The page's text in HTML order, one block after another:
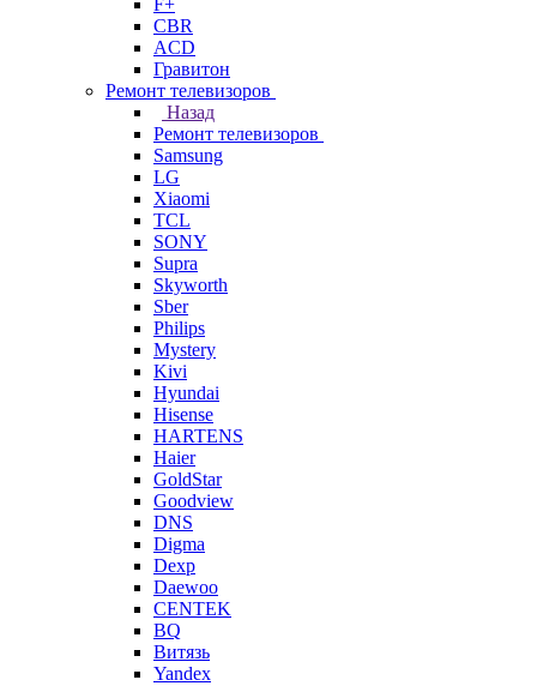
F+
CBR
ACD
Гравитон
Ремонт телевизоров
Назад
Ремонт телевизоров
Samsung
LG
Xiaomi
TCL
SONY
Supra
Skyworth
Sber
Philips
Mystery
Kivi
Hyundai
Hisense
HARTENS
Haier
GoldStar
Goodview
DNS
Digma
Dexp
Daewoo
CENTEK
BQ
Витязь
Yandex